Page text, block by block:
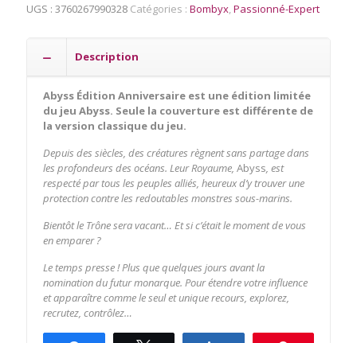
UGS : 3760267990328 Catégories : Bombyx Passionné-Expert
Description
Abyss Édition Anniversaire est une édition limitée
du jeu Abyss. Seule la couverture est différente de
la version classique du jeu.
Depuis des siècles, des créatures règnent sans partage dans
les profondeurs des océans. Leur Royaume, Abyss , est
respecté par tous les peuples alliés, heureux d’y trouver une
protection contre les redoutables monstres sous-marins.
Bientôt le Trône sera vacant… Et si c’était le moment de vous
en emparer ?
Le temps presse ! Plus que quelques jours avant la
nomination du futur monarque. Pour étendre votre influence
et apparaître comme le seul et unique recours, explorez,
recrutez, contrôlez…